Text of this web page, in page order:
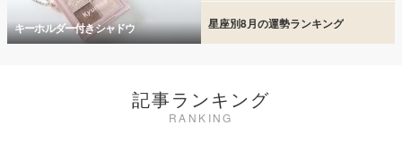
キーホルダー付きシャドウ 星座別8月の運勢ランキング
記事ランキング
RANKING